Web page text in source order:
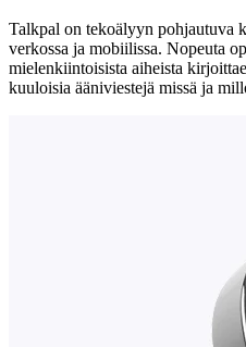
Talkpal on tekoälyyn pohjautuva
verkossa ja mobiilissa. Nopeuta
mielenkiintoisista aiheista
kuuloisia ääniviestejä missä ja